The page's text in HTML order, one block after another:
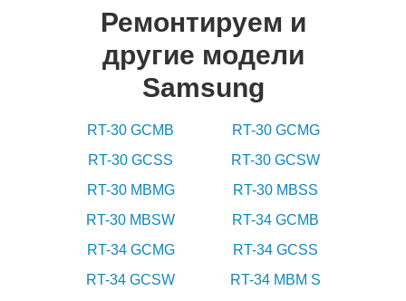
Ремонтируем и
другие модели
Samsung
RT-30 GCMB
RT-30 GCMG
RT-30 GCSS
RT-30 GCSW
RT-30 MBMG
RT-30 MBSS
RT-30 MBSW
RT-34 GCMB
RT-34 GCMG
RT-34 GCSS
RT-34 GCSW
RT-34 MBM S